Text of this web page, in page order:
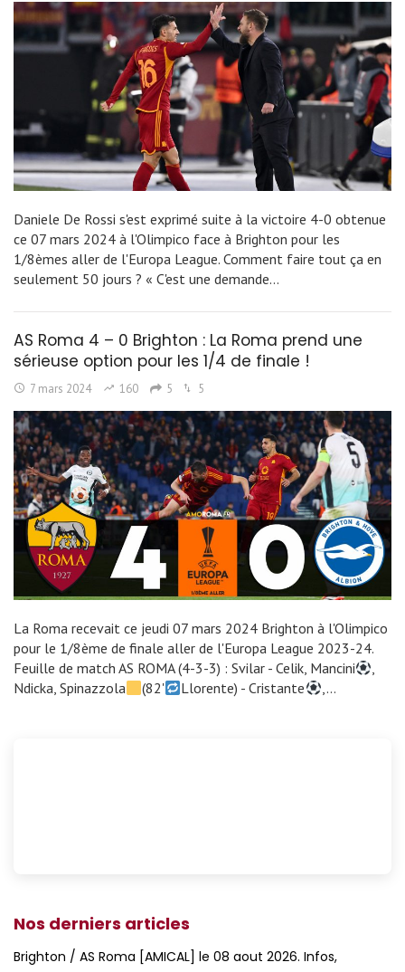
Daniele De Rossi s'est exprimé suite à la victoire 4-0 obtenue
ce 07 mars 2024 à l'Olimpico face à Brighton pour les
1/8èmes aller de l'Europa League. Comment faire tout ça en
seulement 50 jours ? « C'est une demande…
AS Roma 4 – 0 Brighton : La Roma prend une
sérieuse option pour les 1/4 de finale !
7 mars 2024 160 5 5
La Roma recevait ce jeudi 07 mars 2024 Brighton à l'Olimpico
pour le 1/8ème de finale aller de l'Europa League 2023-24.
Feuille de match AS ROMA (4-3-3) : Svilar - Celik, Mancini
,
Ndicka, Spinazzola
(82' Llorente) - Cristante ,…
Nos derniers articles
Brighton / AS Roma [AMICAL] le 08 aout 2026. Infos,